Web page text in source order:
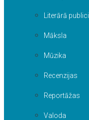
Literārā
Māksla
Mūzika
Recenzijas
Reportāžas
Valoda